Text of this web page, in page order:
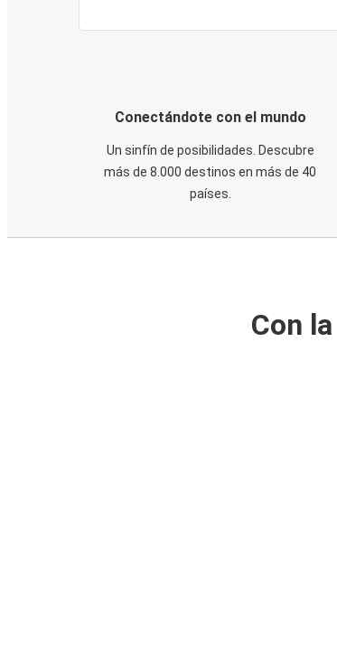
Conectándote con el mundo
Un sinfín de posibilidades. Descubre
más de 8.000 destinos en más de 40
países.
Con